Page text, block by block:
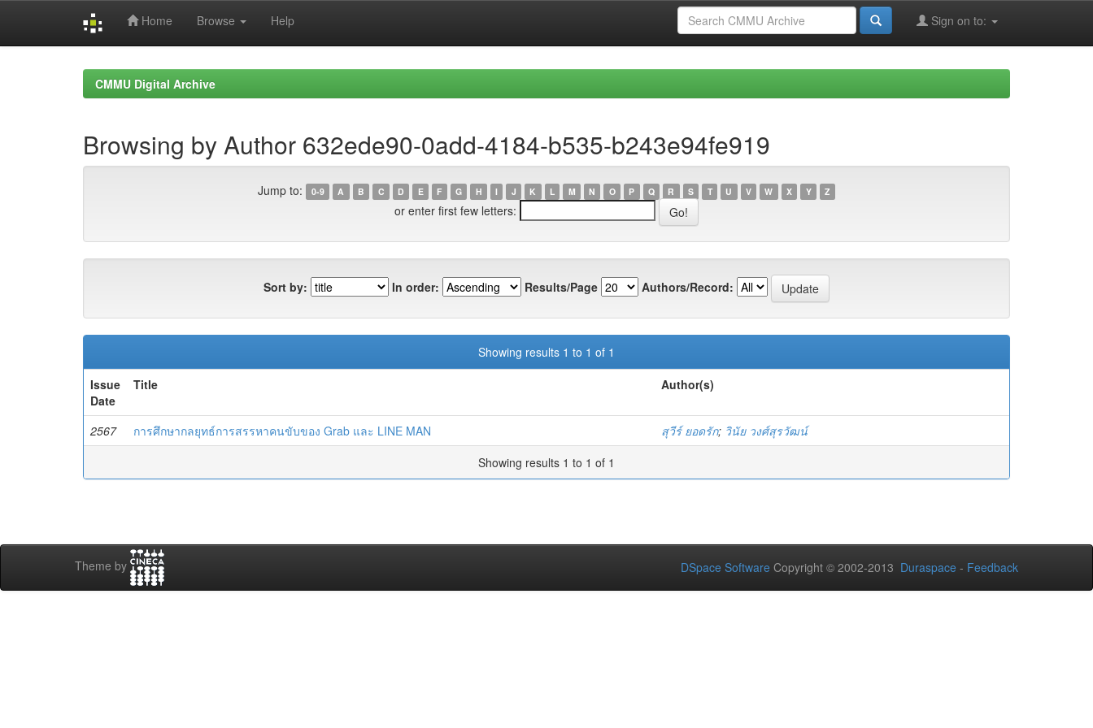
Home Browse Help Sign on to:
CMMU Digital Archive
Browsing by Author 632ede90-0add-4184-b535-b243e94fe919
Jump to: 0-9 A B C D E F G H I J K L M N O P Q R S T U V W X Y Z
or enter first few letters:
Sort by: In order: Results/Page Authors/Record:
Showing results 1 to 1 of 1
Issue
Date
Title Author(s)
2567 การศึกษากลยุทธ์การสรรหาคนขับของ Grab และ LINE MAN สุวีร์ ยอดรัก; วินัย วงศ์สุรวัฒน์
Showing results 1 to 1 of 1
Theme by DSpace Software Copyright © 2002-2013 Duraspace - Feedback